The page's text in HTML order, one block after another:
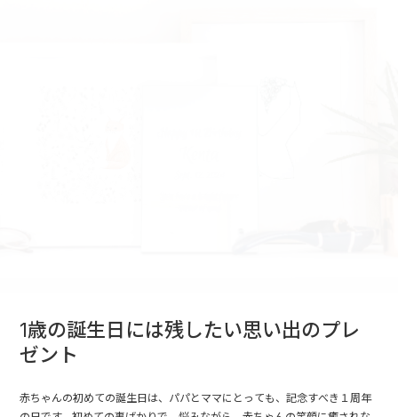
1歳の誕生日には残したい思い出のプレ
ゼント
赤ちゃんの初めての誕生日は、パパとママにとっても、記念すべき１周年